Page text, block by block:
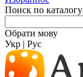
Поиск по каталогу
Обрати мову
Укр | Рус